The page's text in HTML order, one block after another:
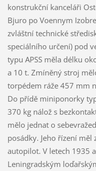
konstrukční kanceláři
Bjuro po Voennym
zvláštní technické
speciálního určení) pod
typu APSS měla délku
a 10 t. Zmíněný stroj
torpédem ráže 457 mm
Do přídě miniponorky
370 kg nálož s
mělo jednat o
posádky. Jeho řízení
autopilot. V letech 1935
Leningradským